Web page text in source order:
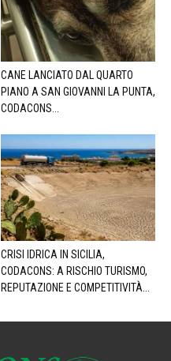
CANE LANCIATO DAL QUARTO
PIANO A SAN GIOVANNI LA PUNTA,
CODACONS...
CRISI IDRICA IN SICILIA,
CODACONS: A RISCHIO TURISMO,
REPUTAZIONE E COMPETITIVITÀ...